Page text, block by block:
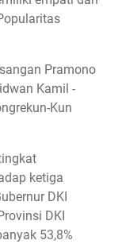
Pramono
Kamil -
Kun
ketiga
DKI
DKI
53,8%